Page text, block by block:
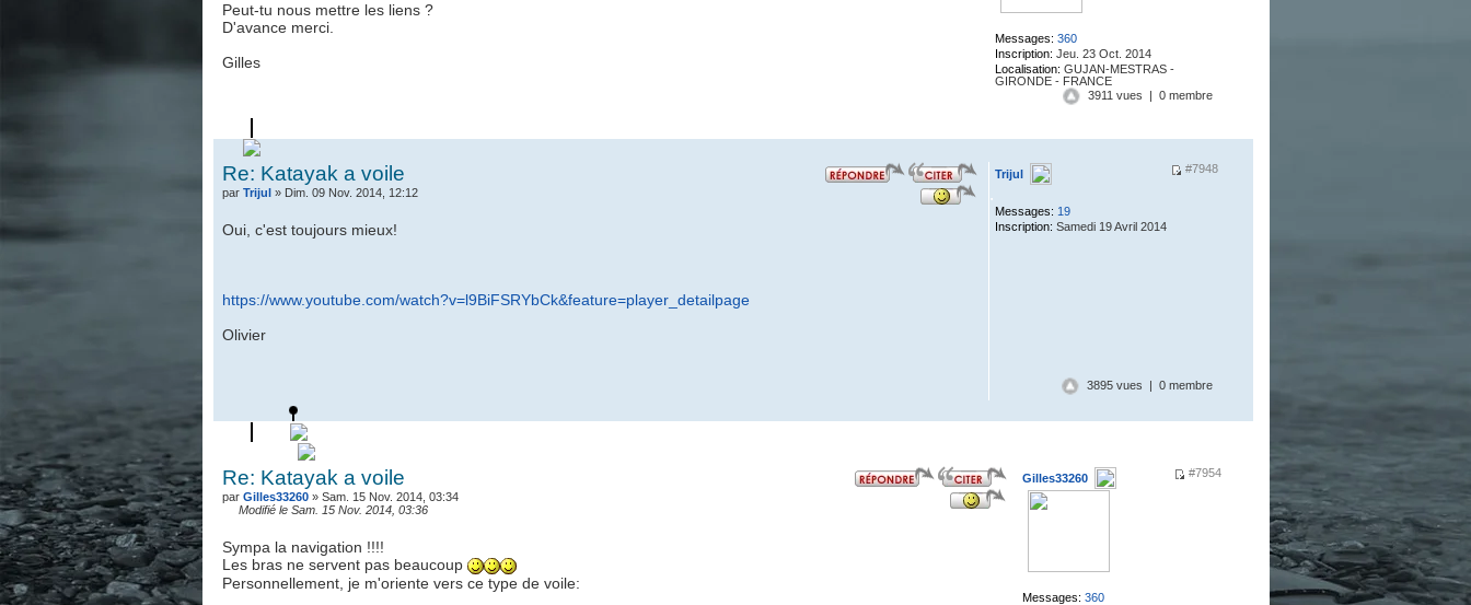
Messages: 360
Inscription: Jeu. 23 Oct. 2014
Localisation: GUJAN-MESTRAS -
GIRONDE - FRANCE
Peut-tu nous mettre les liens ?
D'avance merci.
Gilles
3911 vues | 0 membre
Re: Katayak a voile
par Trijul» Dim. 09 Nov. 2014, 12:12
#7948
Trijul
.
Messages: 19
Inscription: Samedi 19 Avril 2014
Oui, c'est toujours mieux!
https://www.youtube.com/watch?v=l9BiFSRYbCk&feature=player_detailpage
Olivier
3895 vues | 0 membre
Re: Katayak a voile
par Gilles33260» Sam. 15 Nov. 2014, 03:34
Modifié le Sam. 15 Nov. 2014, 03:36
#7954
Gilles33260
Messages: 360
Sympa la navigation !!!!
Les bras ne servent pas beaucoup
Personnellement, je m'oriente vers ce type de voile: